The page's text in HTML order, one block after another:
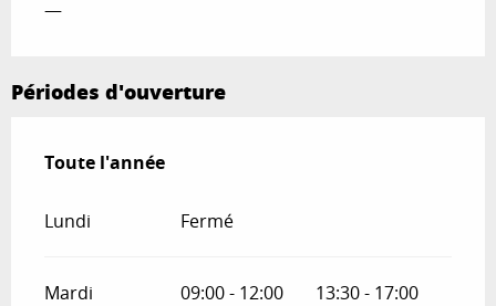
—
Périodes d'ouverture
Toute l'année
Toute l'année
Lundi Fermé
Mardi 09:00 - 12:00 13:30 - 17:00